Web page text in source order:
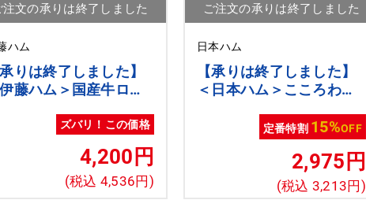
注文の承りは終了しました
ハム
りは終了しました】
藤ハム＞国産牛ロー
[ito_top][ito_left]
ズバリ！この価格
4,200円
(税込 4,536円)
ご注文の承りは終了しました
日本ハム
【承りは終了しました】
＜日本ハム＞こころわけ
定番特割 15%OFF
2,975円
(税込 3,213円)